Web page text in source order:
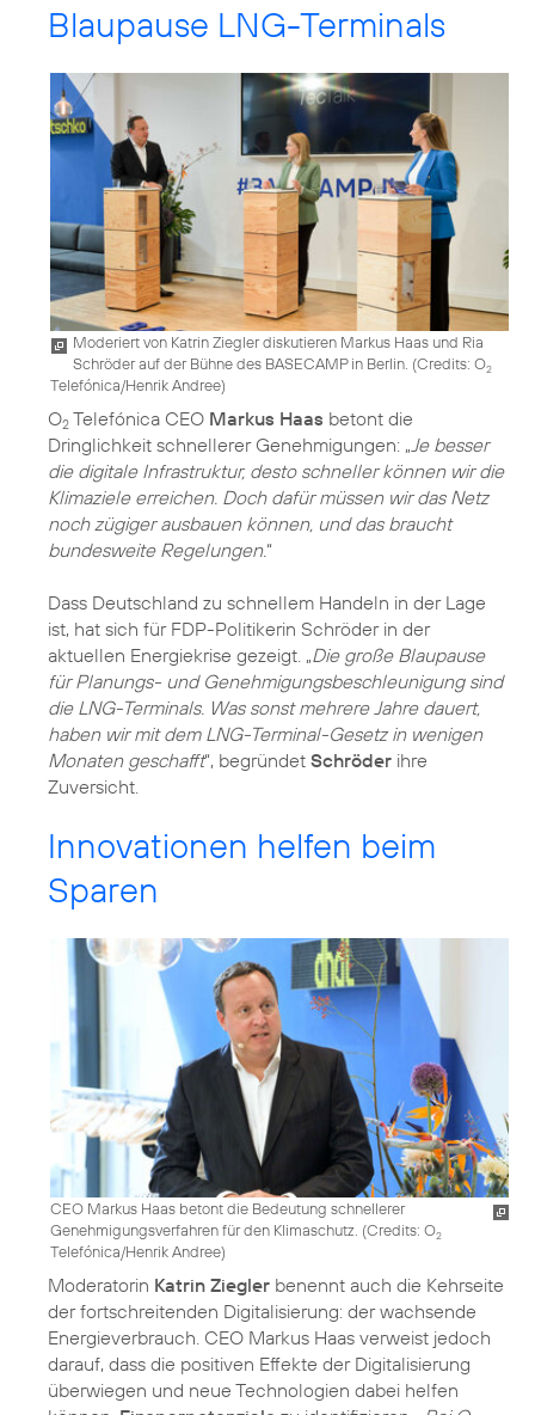
Blaupause LNG-Terminals
Moderiert von Katrin Ziegler diskutieren Markus Haas und Ria
Schröder auf der Bühne des BASECAMP in Berlin. (Credits: O2
Telefónica/Henrik Andree)
O2 Telefónica CEO Markus Haas betont die
Dringlichkeit schnellerer Genehmigungen: „Je besser
die digitale Infrastruktur, desto schneller können wir die
Klimaziele erreichen. Doch dafür müssen wir das Netz
noch zügiger ausbauen können, und das braucht
bundesweite Regelungen.“
Dass Deutschland zu schnellem Handeln in der Lage
ist, hat sich für FDP-Politikerin Schröder in der
aktuellen Energiekrise gezeigt. „Die große Blaupause
für Planungs- und Genehmigungsbeschleunigung sind
die LNG-Terminals. Was sonst mehrere Jahre dauert,
haben wir mit dem LNG-Terminal-Gesetz in wenigen
Monaten geschafft“, begründet Schröder ihre
Zuversicht.
Innovationen helfen beim
Sparen
CEO Markus Haas betont die Bedeutung schnellerer
Genehmigungsverfahren für den Klimaschutz. (Credits: O2
Telefónica/Henrik Andree)
Moderatorin Katrin Ziegler benennt auch die Kehrseite
der fortschreitenden Digitalisierung: der wachsende
Energieverbrauch. CEO Markus Haas verweist jedoch
darauf, dass die positiven Effekte der Digitalisierung
überwiegen und neue Technologien dabei helfen